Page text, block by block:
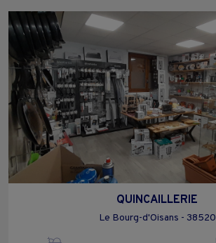
QUINCAILLERIE
Le Bourg-d'Oisans - 38520